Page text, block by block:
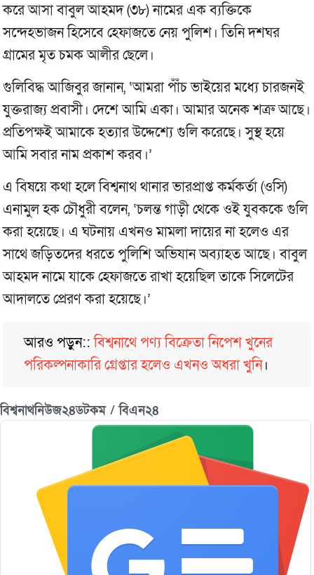
করে আসা বাবুল আহমদ (৩৮) নামের এক ব্যক্তিকে
সন্দেহভাজন হিসেবে হেফাজতে নেয় পুলিশ। তিনি দশঘর
গ্রামের মৃত চমক আলীর ছেলে।
গুলিবিদ্ধ আজিবুর জানান, ‘আমরা পাঁঁচ ভাইয়ের মধ্যে চারজনই
যুক্তরাজ্য প্রবাসী। দেশে আমি একা। আমার অনেক শত্রু আছে।
প্রতিপক্ষই আমাকে হত্যার উদ্দেশ্যে গুলি করেছে। সুস্থ হয়ে
আমি সবার নাম প্রকাশ করব।’
এ বিষয়ে কথা হলে বিশ্বনাথ থানার ভারপ্রাপ্ত কর্মকর্তা (ওসি)
এনামুল হক চৌধুরী বলেন, ‘চলন্ত গাড়ী থেকে ওই যুবককে গুলি
করা হয়েছে। এ ঘটনায় এখনও মামলা দায়ের না হলেও এর
সাথে জড়িতদের ধরতে পুলিশি অভিযান অব্যাহত আছে। বাবুল
আহমদ নামে যাকে হেফাজতে রাখা হয়েছিল তাকে সিলেটের
আদালতে প্রেরণ করা হয়েছে।’
আরও পড়ুন::বিশ্বনাথে পণ্য বিক্রেতা নিপেশ খুনের
পরিকল্পনাকারি গ্রেপ্তার হলেও এখনও অধরা খুনি।
বিশ্বনাথনিউজ২৪ডটকম / বিএন২৪